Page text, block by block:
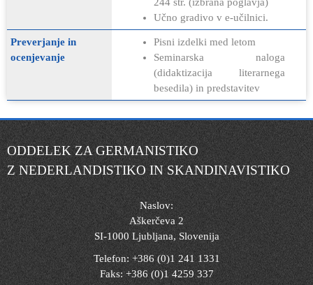
Učno gradivo v e-učilnici.
Preverjanje in
ocenjevanje
Pisni izdelki med letom
Seminarska naloga
(didaktizacija literarnega
besedila) in predstavitev
ODDELEK ZA GERMANISTIKO
Z NEDERLANDISTIKO IN SKANDINAVISTIKO
Naslov:
Aškerčeva 2
SI-1000 Ljubljana, Slovenija
Telefon: +386 (0)1 241 1331
Faks: +386 (0)1 4259 337